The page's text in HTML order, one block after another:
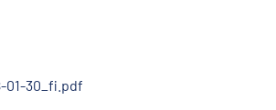
01-30_fi.pdf